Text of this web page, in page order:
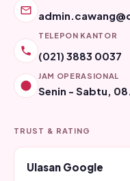
TELEPON KANTOR
(021) 3883 0037
JAM OPERASIONAL
Senin - Sabtu,
TRUST & RATING
Ulasan Google